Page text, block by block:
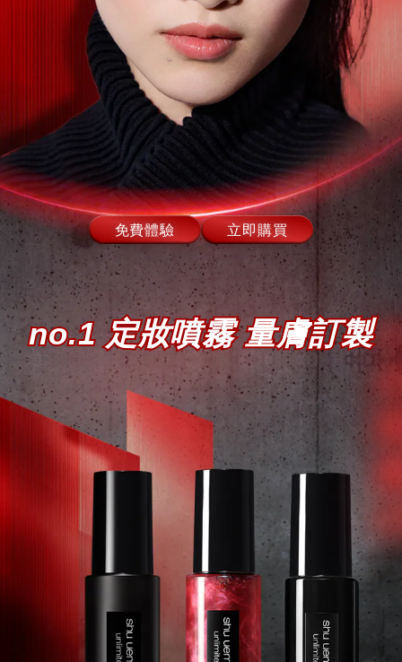
免費體驗 立即購買
no.1 定妝噴霧 量膚訂製